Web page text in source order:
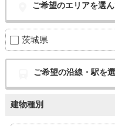
ご希望のエリアを選
茨城県
ご希望の沿線・駅を
建物種別